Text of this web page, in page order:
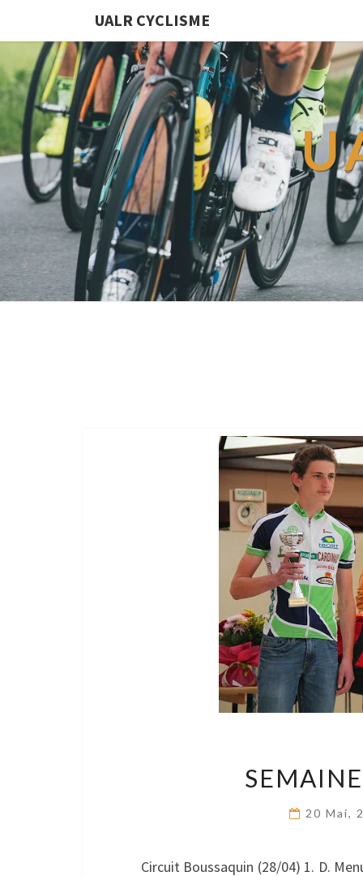
UALR CYCLISME
20 Mai,
Circuit Boussaquin (28/04) 1. D.